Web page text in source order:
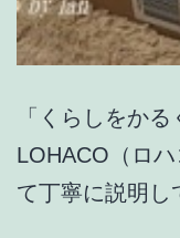
「くらしをか
LOHACO（ロ
て丁寧に説明し